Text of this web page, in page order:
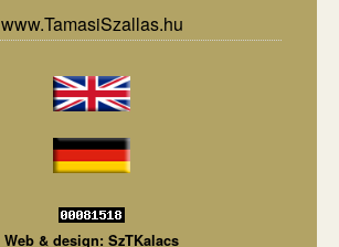
www.TamasiSzallas.hu
Web & design: SzTKalacs